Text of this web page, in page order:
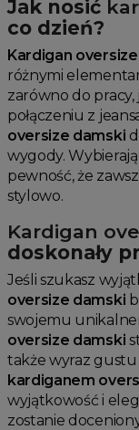
Jak nosić
co dzień?
Kardigan
różnymi
zarówno do pracy,
połączeniu z
oversize damski
wygody.
pewność, że
stylowo.
Kardigan
doskonały
Jeśli szukasz
oversize damski
swojemu
oversize damski
także wyraz
kardiganem
wyjątkowość i
zostanie